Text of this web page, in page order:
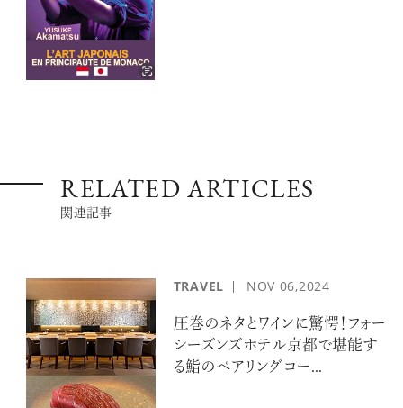
RELATED ARTICLES
関連記事
TRAVEL NOV 06,2024
圧巻のネタとワインに驚愕！フォー
シーズンズホテル京都で堪能す
る鮨のペアリングコー...